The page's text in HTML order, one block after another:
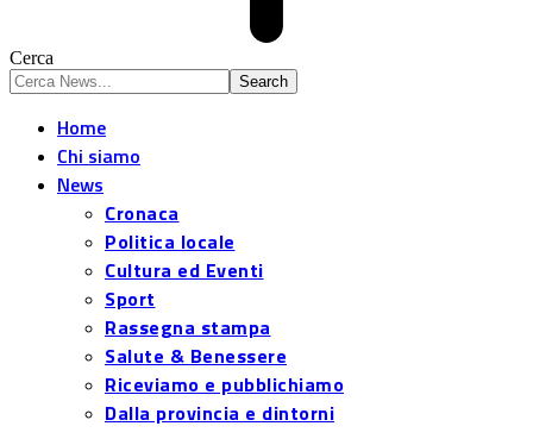
Cerca
Home
Chi siamo
News
Cronaca
Politica locale
Cultura ed Eventi
Sport
Rassegna stampa
Salute & Benessere
Riceviamo e pubblichiamo
Dalla provincia e dintorni